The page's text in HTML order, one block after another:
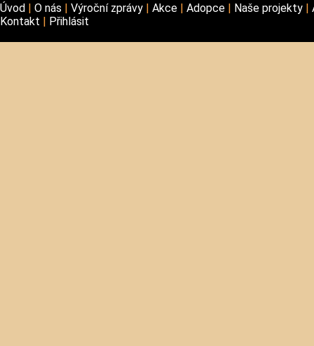
Úvod O nás Výroční zprávy Akce Adopce Naše projekty
Kontakt
Přihlásit